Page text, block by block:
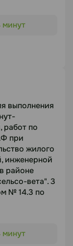
района
г.п.
работ по
минут
выполнения
работ по
при
жилого
инженерной
районе
вета". 3
№ 14.3 по
минут